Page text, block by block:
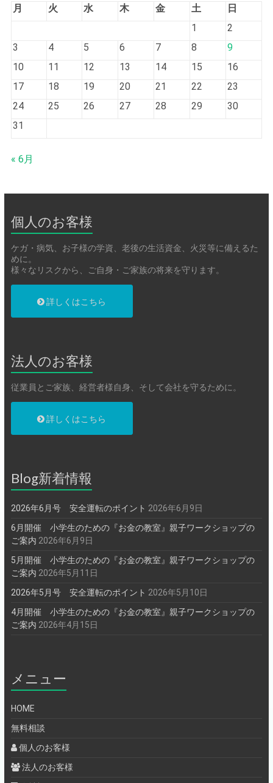
月
火 水 木 金 土
日
1
2
3
4 5 6 7 8
9
10
11 12 13 14 15
16
17
18 19 20 21 22
23
24
25 26 27 28 29
30
31
« 6月
個人のお客様
ケガ・病気、お子様の学資、老後の生活資金、火災等に備えるた
めに。
様々なリスクから、ご自身・ご家族の将来を守ります。
詳しくはこちら
法人のお客様
従業員とご家族、経営者様自身、そして会社を守るために。
詳しくはこちら
Blog新着情報
2026年6月号 安全運転のポイント 2026年6月9日
6月開催 小学生のための『お金の教室』親子ワークショップの
ご案内 2026年6月9日
5月開催 小学生のための『お金の教室』親子ワークショップの
ご案内 2026年5月11日
2026年5月号 安全運転のポイント 2026年5月10日
4月開催 小学生のための『お金の教室』親子ワークショップの
ご案内 2026年4月15日
メニュー
HOME
無料相談
個人のお客様
法人のお客様